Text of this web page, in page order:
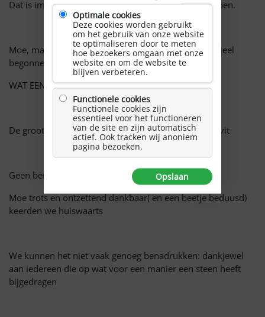
Dat is immers veel meer dan we hadden durven hopen.
Moe, maar ook rijker, en dat zeker niet alleen financieel
begonnen we aan de afdaling.
WAT EEN PRACHTIGE ERVARING!
De grootste Winnaar? Dat is toch zeker Peter de Kievit
Geen bergen, maar treden verzet.
Moe trots en ontzettend dankbaar( en een beetje beduusd)
keerden we huiswaarts
We kunnen het niet vaak genoeg benadrukken: dankjewel
aan iedereen die op wat voor een manier een steen heeft
bijgedragen
Optimale cookies
Deze cookies worden gebruikt
om het gebruik van onze website
te optimaliseren door te meten
hoe bezoekers omgaan met onze
website en om de website te
blijven verbeteren.
Functionele cookies
Functionele cookies zijn
essentieel voor het functioneren
van de site en zijn automatisch
actief. Ook tracken wij anoniem
pagina bezoeken.
Opslaan